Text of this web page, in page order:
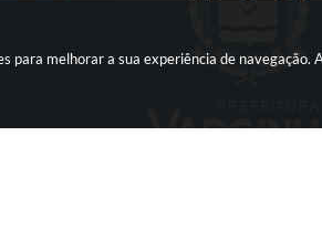
para melhorar a sua experiência de navegação.